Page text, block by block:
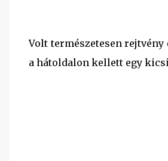
Volt természetesen
a hátoldalon kellett egy